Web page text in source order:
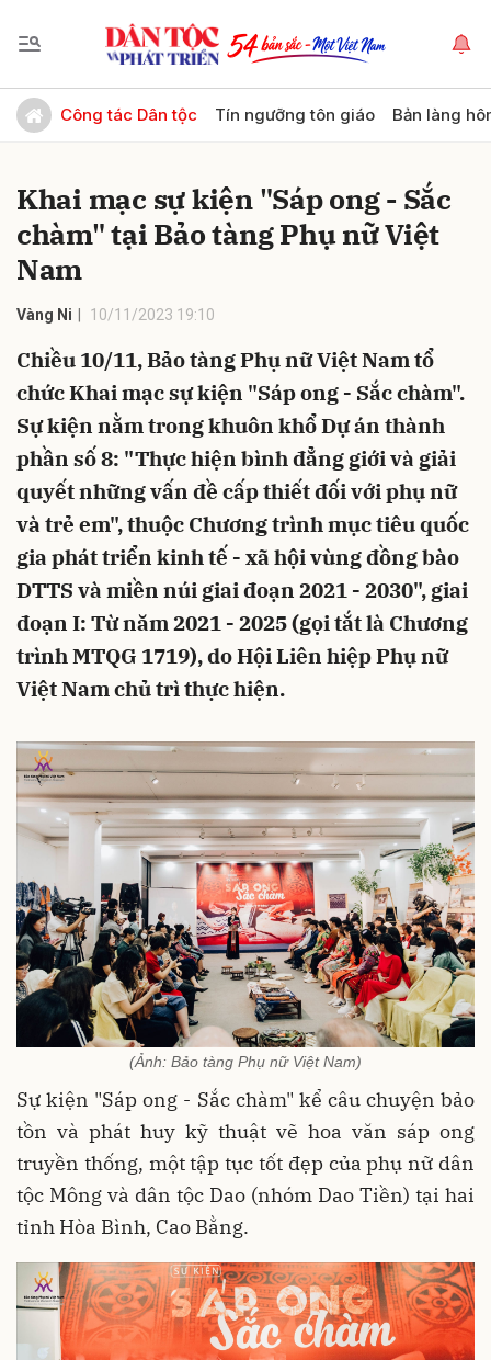
Công tác Dân tộc Tín ngưỡng tôn giáo Bản làng
Khai mạc sự kiện "Sáp ong - Sắc
chàm" tại Bảo tàng Phụ nữ Việt
Nam
Vàng Ni 10/11/2023 19:10
Chiều 10/11, Bảo tàng Phụ nữ Việt Nam tổ
chức Khai mạc sự kiện "Sáp ong - Sắc chàm".
Sự kiện nằm trong khuôn khổ Dự án thành
phần số 8: "Thực hiện bình đẳng giới và giải
quyết những vấn đề cấp thiết đối với phụ nữ
và trẻ em", thuộc Chương trình mục tiêu quốc
gia phát triển kinh tế - xã hội vùng đồng bào
DTTS và miền núi giai đoạn 2021 - 2030", giai
đoạn I: Từ năm 2021 - 2025 (gọi tắt là Chương
trình MTQG 1719), do Hội Liên hiệp Phụ nữ
Việt Nam chủ trì thực hiện.
(Ảnh: Bảo tàng Phụ nữ Việt Nam)
Sự kiện "Sáp ong - Sắc chàm" kể câu chuyện bảo
tồn và phát huy kỹ thuật vẽ hoa văn sáp ong
truyền thống, một tập tục tốt đẹp của phụ nữ dân
tộc Mông và dân tộc Dao (nhóm Dao Tiền) tại hai
tỉnh Hòa Bình, Cao Bằng.
Gửi bình luận